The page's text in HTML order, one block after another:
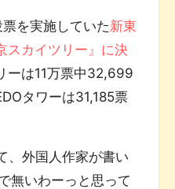
を実施していた新東
スカイツリー』に決
ーは11万票中32,699
タワーは31,185票
、外国人作家が書い
無いわーっと思って